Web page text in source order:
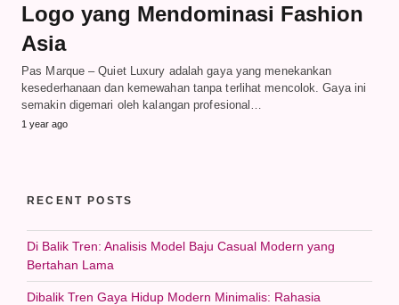
Logo yang Mendominasi Fashion
Asia
Pas Marque – Quiet Luxury adalah gaya yang menekankan
kesederhanaan dan kemewahan tanpa terlihat mencolok. Gaya ini
semakin digemari oleh kalangan profesional…
1 year ago
RECENT POSTS
Di Balik Tren: Analisis Model Baju Casual Modern yang
Bertahan Lama
Dibalik Tren Gaya Hidup Modern Minimalis: Rahasia